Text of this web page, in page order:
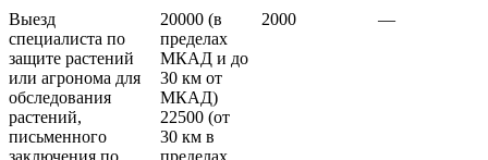
Выезд
специалиста по
защите растений
или агронома для
обследования
растений,
письменного
20000 (в
пределах
МКАД и до
30 км от
МКАД)
22500 (от
30 км в
2000 —